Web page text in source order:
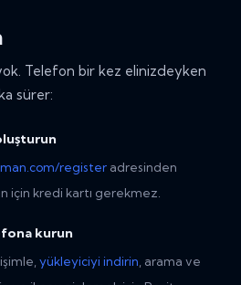
Telefon bir kez elinizdeyken
sürer:
register adresinden
için kredi kartı gerekmez.
kurun
yükleyiciyi indirin, arama ve